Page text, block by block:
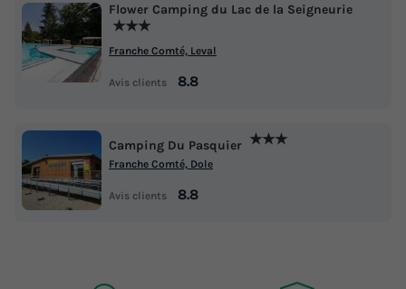
Flower Camping du Lac de la Seigneurie
★★★
Franche Comté, Leval
Avis clients 8.8
Camping Du Pasquier ★★★
Franche Comté, Dole
Avis clients 8.8